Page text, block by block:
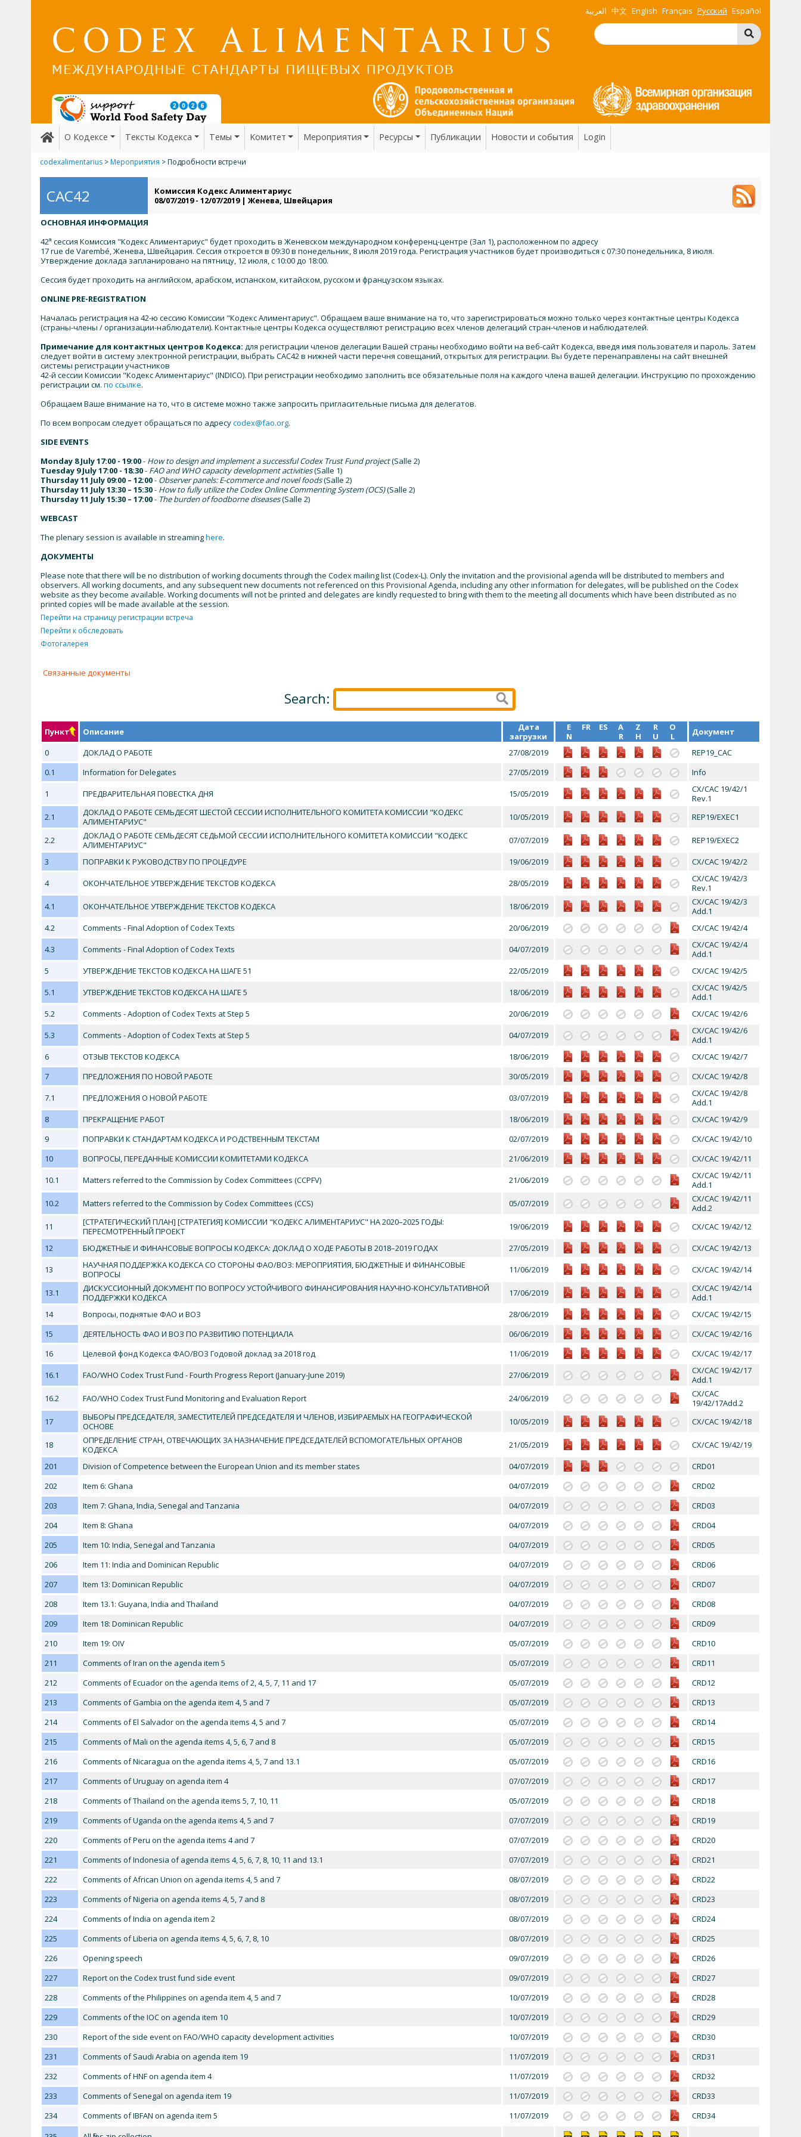
العربية 中文 English Français Русский Español
О Кодексе Тексты Кодекса Темы Kомитет Мероприятия Ресурсы Публикации Новости и события Login
codexalimentarius >Мероприятия > Подробности встречи
CAC42
Комиссия Кодекс Алиментариус
08/07/2019 - 12/07/2019 | Женева, Швейцария
ОСНОВНАЯ ИНФОРМАЦИЯ
42я сессия Комиссия "Кодекс Алиментариус" будет проходить в Женевском международном конференц-центре (Зал 1), расположенном по адресу
17 rue de Varembé, Женева, Швейцария. Сессия откроется в 09:30 в понедельник, 8 июля 2019 года. Регистрация участников будет производиться с 07:30 понедельника, 8 июля.
Утверждение доклада запланировано на пятницу, 12 июля, с 10:00 до 18:00.
Сессия будет проходить на английском, арабском, испанском, китайском, русском и французском языках.
ONLINE PRE-REGISTRATION
Началась регистрация на 42-ю сессию Комиссии "Кодекс Алиментариус". Обращаем ваше внимание на то, что зарегистрироваться можно только через контактные центры Кодекса
(страны-члены / организации-наблюдатели). Контактные центры Кодекса осуществляют регистрацию всех членов делегаций стран-членов и наблюдателей.
Примечание для контактных центров Кодекса: для регистрации членов делегации Вашей страны необходимо войти на веб-сайт Кодекса, введя имя пользователя и пароль. Затем
следует войти в систему электронной регистрации, выбрать CAC42 в нижней части перечня совещаний, открытых для регистрации. Вы будете перенаправлены на сайт внешней
системы регистрации участников
42-й сессии Комиссии "Кодекс Алиментариус" (INDICO). При регистрации необходимо заполнить все обязательные поля на каждого члена вашей делегации. Инструкцию по прохождению
регистрации см. по ссылке.
Обращаем Ваше внимание на то, что в системе можно также запросить пригласительные письма для делегатов.
По всем вопросам следует обращаться по адресуcodex@fao.org.
SIDE EVENTS
Monday 8 July 17:00 - 19:00- How to design and implement a successful Codex Trust Fund project(Salle 2)
Tuesday 9 July 17:00 - 18:30- FAO and WHO capacity development activities(Salle 1)
Thursday 11 July 09:00 – 12:00- Observer panels: E-commerce and novel foods(Salle 2)
Thursday 11 July 13:30 – 15:30- How to fully utilize the Codex Online Commenting System (OCS)(Salle 2)
Thursday 11 July 15:30 – 17:00- The burden of foodborne diseases(Salle 2)
WEBCAST
The plenary session is available in streaminghere.
ДОКУМЕНТЫ
Please note that there will be no distribution of working documents through the Codex mailing list (Codex-L). Only the invitation and the provisional agenda will be distributed to members and
observers. All working documents, and any subsequent new documents not referenced on this Provisional Agenda, including any other information for delegates, will be published on the Codex
website as they become available. Working documents will not be printed and delegates are kindly requested to bring with them to the meeting all documents which have been distributed as no
printed copies will be made available at the session.
Перейти на страницу регистрации встреча
Перейти к обследовать
Фотогалерея
Связанные документы
Search:
Пункт Oписание
Дата
загрузки
E
N
FR ES
A
R
Z
H
R
U
O
L
Документ
0
ДОКЛАД О РАБОТЕ 27/08/2019
REP19_CAC
0.1
Information for Delegates 27/05/2019
Info
1
ПРЕДВАРИТЕЛЬНАЯ ПОВЕСТКА ДНЯ 15/05/2019
CX/CAC 19/42/1
Rev.1
2.1
ДОКЛАД О РАБОТЕ СЕМЬДЕСЯТ ШЕСТОЙ СЕССИИ ИСПОЛНИТЕЛЬНОГО КОМИТЕТА КОМИССИИ "КОДЕКС
АЛИМЕНТАРИУС"
10/05/2019 REP19/EXEC1
2.2
ДОКЛАД О РАБОТЕ СЕМЬДЕСЯТ СЕДЬМОЙ СЕССИИ ИСПОЛНИТЕЛЬНОГО КОМИТЕТА КОМИССИИ "КОДЕКС
АЛИМЕНТАРИУС"
07/07/2019
REP19/EXEC2
3
ПОПРАВКИ К РУКОВОДСТВУ ПО ПРОЦЕДУРЕ 19/06/2019
CX/CAC 19/42/2
4
ОКОНЧАТЕЛЬНОЕ УТВЕРЖДЕНИЕ ТЕКСТОВ КОДЕКСА 28/05/2019
CX/CAC 19/42/3
Rev.1
4.1
ОКОНЧАТЕЛЬНОЕ УТВЕРЖДЕНИЕ ТЕКСТОВ КОДЕКСА 18/06/2019
CX/CAC 19/42/3
Add.1
4.2
Comments - Final Adoption of Codex Texts 20/06/2019
CX/CAC 19/42/4
4.3
Comments - Final Adoption of Codex Texts 04/07/2019
CX/CAC 19/42/4
Add.1
5
УТВЕРЖДЕНИЕ ТЕКСТОВ КОДЕКСА НА ШАГЕ 51 22/05/2019
CX/CAC 19/42/5
5.1
УТВЕРЖДЕНИЕ ТЕКСТОВ КОДЕКСА НА ШАГЕ 5 18/06/2019
CX/CAC 19/42/5
Add.1
5.2
Comments - Adoption of Codex Texts at Step 5 20/06/2019
CX/CAC 19/42/6
5.3
Comments - Adoption of Codex Texts at Step 5 04/07/2019
CX/CAC 19/42/6
Add.1
6
ОТЗЫВ ТЕКСТОВ КОДЕКСА 18/06/2019
CX/CAC 19/42/7
7
ПРЕДЛОЖЕНИЯ ПО НОВОЙ РАБОТЕ 30/05/2019
CX/CAC 19/42/8
7.1
ПРЕДЛОЖЕНИЯ О НОВОЙ РАБОТЕ 03/07/2019
CX/CAC 19/42/8
Add.1
8
ПРЕКРАЩЕНИЕ РАБОТ 18/06/2019
CX/CAC 19/42/9
9
ПОПРАВКИ К СТАНДАРТАМ КОДЕКСА И РОДСТВЕННЫМ ТЕКСТАМ 02/07/2019
CX/CAC 19/42/10
10
ВОПРОСЫ, ПЕРЕДАННЫЕ КОМИССИИ КОМИТЕТАМИ КОДЕКСА 21/06/2019
CX/CAC 19/42/11
10.1
Matters referred to the Commission by Codex Committees (CCPFV) 21/06/2019
CX/CAC 19/42/11
Add.1
10.2
Matters referred to the Commission by Codex Committees (CCS) 05/07/2019
CX/CAC 19/42/11
Add.2
11
[СТРАТЕГИЧЕСКИЙ ПЛАН] [СТРАТЕГИЯ] КОМИССИИ "КОДЕКС АЛИМЕНТАРИУС" НА 2020–2025 ГОДЫ:
ПЕРЕСМОТРЕННЫЙ ПРОЕКТ
19/06/2019
CX/CAC 19/42/12
12
БЮДЖЕТНЫЕ И ФИНАНСОВЫЕ ВОПРОСЫ КОДЕКСА: ДОКЛАД О ХОДЕ РАБОТЫ В 2018–2019 ГОДАХ 27/05/2019
CX/CAC 19/42/13
13
НАУЧНАЯ ПОДДЕРЖКА КОДЕКСА СО СТОРОНЫ ФАО/ВОЗ: МЕРОПРИЯТИЯ, БЮДЖЕТНЫЕ И ФИНАНСОВЫЕ
ВОПРОСЫ
11/06/2019 CX/CAC 19/42/14
13.1
ДИСКУССИОННЫЙ ДОКУМЕНТ ПО ВОПРОСУ УСТОЙЧИВОГО ФИНАНСИРОВАНИЯ НАУЧНО-КОНСУЛЬТАТИВНОЙ
ПОДДЕРЖКИ КОДЕКСА
17/06/2019
CX/CAC 19/42/14
Add.1
14
Вопросы, поднятые ФАО и ВОЗ 28/06/2019
CX/CAC 19/42/15
15
ДЕЯТЕЛЬНОСТЬ ФАО И ВОЗ ПО РАЗВИТИЮ ПОТЕНЦИАЛА 06/06/2019
CX/CAC 19/42/16
16
Целевой фонд Кодекса ФАО/ВОЗ Годовой доклад за 2018 год 11/06/2019
CX/CAC 19/42/17
16.1
FAO/WHO Codex Trust Fund - Fourth Progress Report (January-June 2019) 27/06/2019
CX/CAC 19/42/17
Add.1
16.2
FAO/WHO Codex Trust Fund Monitoring and Evaluation Report 24/06/2019
CX/CAC
19/42/17Add.2
17
ВЫБОРЫ ПРЕДСЕДАТЕЛЯ, ЗАМЕСТИТЕЛЕЙ ПРЕДСЕДАТЕЛЯ И ЧЛЕНОВ, ИЗБИРАЕМЫХ НА ГЕОГРАФИЧЕСКОЙ
ОСНОВЕ
10/05/2019 CX/CAC 19/42/18
18
ОПРЕДЕЛЕНИЕ СТРАН, ОТВЕЧАЮЩИХ ЗА НАЗНАЧЕНИЕ ПРЕДСЕДАТЕЛЕЙ ВСПОМОГАТЕЛЬНЫХ ОРГАНОВ
КОДЕКСА
21/05/2019
CX/CAC 19/42/19
201
Division of Competence between the European Union and its member states 04/07/2019
CRD01
202
Item 6: Ghana 04/07/2019
CRD02
203
Item 7: Ghana, India, Senegal and Tanzania 04/07/2019
CRD03
204
Item 8: Ghana 04/07/2019
CRD04
205
Item 10: India, Senegal and Tanzania 04/07/2019
CRD05
206
Item 11: India and Dominican Republic 04/07/2019
CRD06
207
Item 13: Dominican Republic 04/07/2019
CRD07
208
Item 13.1: Guyana, India and Thailand 04/07/2019
CRD08
209
Item 18: Dominican Republic 04/07/2019
CRD09
210
Item 19: OIV 05/07/2019
CRD10
211
Comments of Iran on the agenda item 5 05/07/2019
CRD11
212
Comments of Ecuador on the agenda items of 2, 4, 5, 7, 11 and 17 05/07/2019
CRD12
213
Comments of Gambia on the agenda item 4, 5 and 7 05/07/2019
CRD13
214
Comments of El Salvador on the agenda items 4, 5 and 7 05/07/2019
CRD14
215
Comments of Mali on the agenda items 4, 5, 6, 7 and 8 05/07/2019
CRD15
216
Comments of Nicaragua on the agenda items 4, 5, 7 and 13.1 05/07/2019
CRD16
217
Comments of Uruguay on agenda item 4 07/07/2019
CRD17
218
Comments of Thailand on the agenda items 5, 7, 10, 11 05/07/2019
CRD18
219
Comments of Uganda on the agenda items 4, 5 and 7 07/07/2019
CRD19
220
Comments of Peru on the agenda items 4 and 7 07/07/2019
CRD20
221
Comments of Indonesia of agenda items 4, 5, 6, 7, 8, 10, 11 and 13.1 07/07/2019
CRD21
222
Comments of African Union on agenda items 4, 5 and 7 08/07/2019
CRD22
223
Comments of Nigeria on agenda items 4, 5, 7 and 8 08/07/2019
CRD23
224
Comments of India on agenda item 2 08/07/2019
CRD24
225
Comments of Liberia on agenda items 4, 5, 6, 7, 8, 10 08/07/2019
CRD25
226
Opening speech 09/07/2019
CRD26
227
Report on the Codex trust fund side event 09/07/2019
CRD27
228
Comments of the Philippines on agenda item 4, 5 and 7 10/07/2019
CRD28
229
Comments of the IOC on agenda item 10 10/07/2019
CRD29
230
Report of the side event on FAO/WHO capacity development activities 10/07/2019
CRD30
231
Comments of Saudi Arabia on agenda item 19 11/07/2019
CRD31
232
Comments of HNF on agenda item 4 11/07/2019
CRD32
233
Comments of Senegal on agenda item 19 11/07/2019
CRD33
234
Comments of IBFAN on agenda item 5 11/07/2019
CRD34